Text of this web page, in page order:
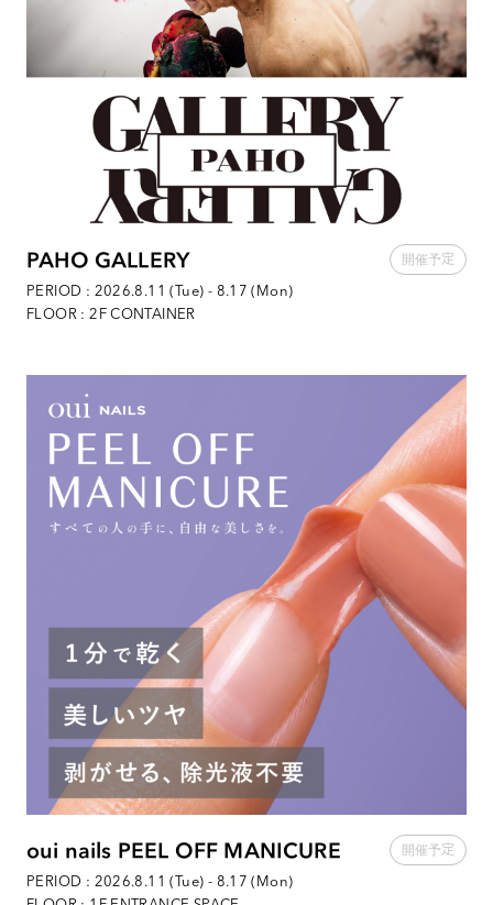
PAHO GALLERY
PERIOD : 2026.8.11 (Tue) - 8.17 (Mon)
FLOOR : 2F CONTAINER
oui nails PEEL OFF MANICURE
PERIOD : 2026.8.11 (Tue) - 8.17 (Mon)